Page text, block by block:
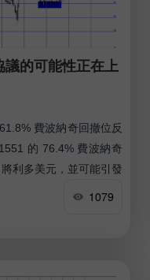
議的可能性正在上
費波納奇回撤位反
的 76.4% 費波納奇
利多美元，並可能引發
1079